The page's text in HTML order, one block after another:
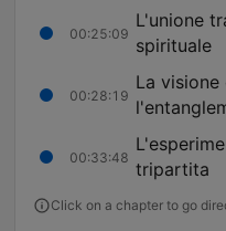
00:25:09
L'unione
spirituale
00:28:19
La
00:33:48
tripartita
Click on a chapter to go